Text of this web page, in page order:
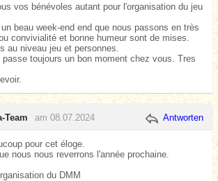
vos bénévoles autant pour l'organisation du jeu
beau week-end end que nous passons en très
convivialité et bonne humeur sont de mises.
au niveau jeu et personnes.
passe toujours un bon moment chez vous. Tres
Team am 08.07.2024 Antworten
pour cet éloge.
nous nous reverrons l'année prochaine.
du DMM